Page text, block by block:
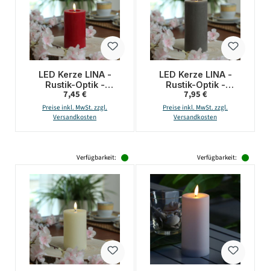
LED Kerze LINA -
Rustik-Optik -
Echtwachs - 3D
Flamme - H: 11cm - D:
7cm - Batterie - Timer
Regulärer Preis:
7,45 €
Preise inkl. MwSt. zzgl.
Versandkosten
LED Kerze LINA -
Rustik-Optik -
Echtwachs - 3D
Flamme - H: 15cm - D:
7cm - Batterie - Timer
Regulärer Preis:
7,95 €
Preise inkl. MwSt. zzgl.
Versandkosten
Verfügbarkeit: Verfügbarkeit: